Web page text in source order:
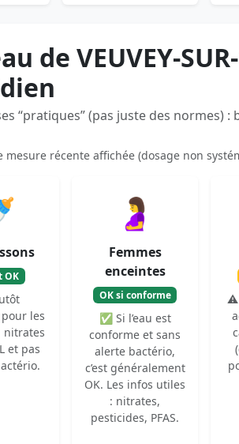
de VEUVEY-
“pratiques” (pas juste des normes)
mesure récente affichée (dosage non
OK
les
nitrates
et pas
🤰
Femmes
enceintes
OK si conforme
✅ Si l’eau est
conforme et sans
alerte bactério,
c’est généralement
OK. Les infos utiles
: nitrates,
pesticides, PFAS.
⚠️